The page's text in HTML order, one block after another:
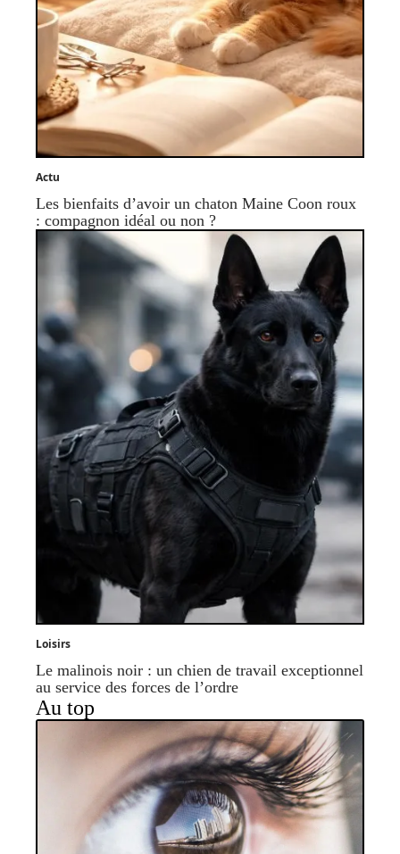
Actu
Les bienfaits d’avoir un chaton Maine Coon roux
: compagnon idéal ou non ?
Loisirs
Le malinois noir : un chien de travail exceptionnel
au service des forces de l’ordre
Au top